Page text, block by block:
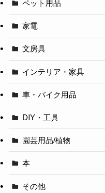
ペット用品
家電
文房具
インテリア・家具
車・バイク用品
DIY・工具
園芸用品/植物
本
その他